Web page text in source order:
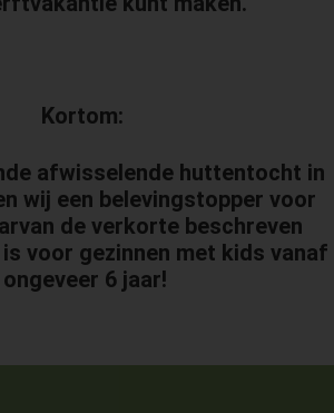
Kortom:
afwisselende huttentocht in
wij een belevingstopper voor
de verkorte beschreven
voor gezinnen met kids vanaf
ongeveer 6 jaar!